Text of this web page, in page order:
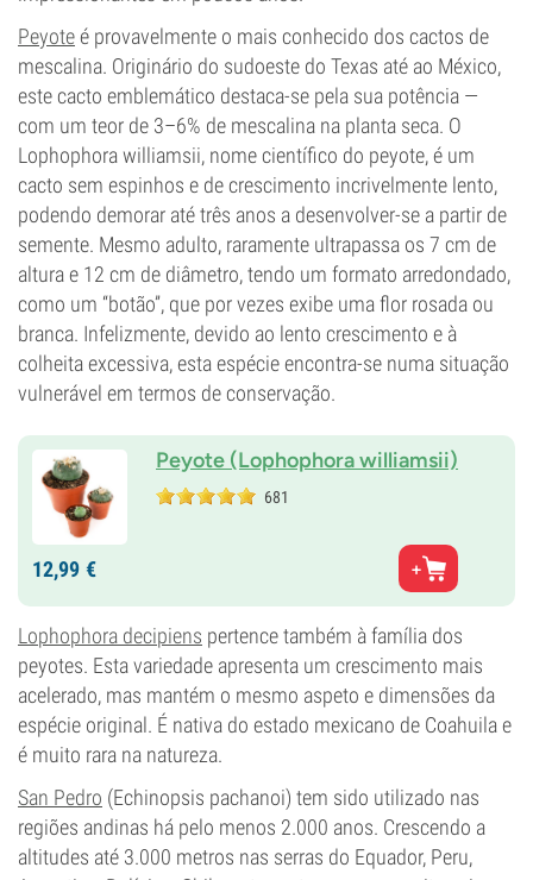
Peyoteé provavelmente o mais conhecido dos cactos de
mescalina. Originário do sudoeste do Texas até ao México,
este cacto emblemático destaca-se pela sua potência —
com um teor de 3–6% de mescalina na planta seca. O
Lophophora williamsii, nome científico do peyote, é um
cacto sem espinhos e de crescimento incrivelmente lento,
podendo demorar até três anos a desenvolver-se a partir de
semente. Mesmo adulto, raramente ultrapassa os 7 cm de
altura e 12 cm de diâmetro, tendo um formato arredondado,
como um “botão”, que por vezes exibe uma flor rosada ou
branca. Infelizmente, devido ao lento crescimento e à
colheita excessiva, esta espécie encontra-se numa situação
vulnerável em termos de conservação.
Peyote (Lophophora williamsii)
681
12,99 €
Lophophora decipiens pertence também à família dos
peyotes. Esta variedade apresenta um crescimento mais
acelerado, mas mantém o mesmo aspeto e dimensões da
espécie original. É nativa do estado mexicano de Coahuila e
é muito rara na natureza.
San Pedro (Echinopsis pachanoi) tem sido utilizado nas
regiões andinas há pelo menos 2.000 anos. Crescendo a
altitudes até 3.000 metros nas serras do Equador, Peru,